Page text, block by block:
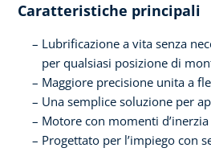
Caratteristiche principali
Lubrificazione a vita senza
per qualsiasi posizione di
Maggiore precisione unita a
Una semplice soluzione per
Motore con momenti
Progettato per l’impiego con